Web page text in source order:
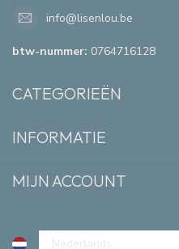
info@lisenlou.be
btw-nummer: 0764716128
CATEGORIEËN
INFORMATIE
MIJN ACCOUNT